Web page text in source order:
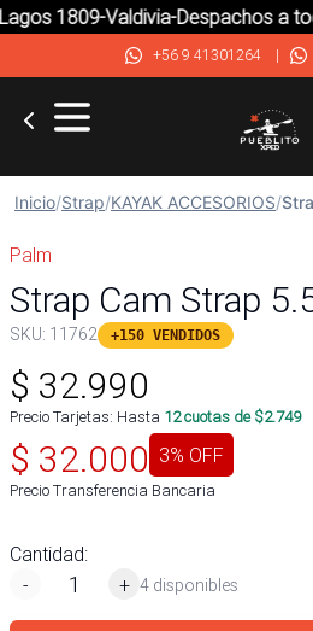
1809-Valdivia-Despachos a
+56 9 41301264|
Inicio/Strap/KAYAK ACCESORIOS/
Palm
Strap Cam Strap
SKU: 11762 +150 VENDIDOS
$ 32.990
Precio Tarjetas: Hasta 12cuotas de $2.749
$ 32.000 3% OFF
Precio Transferencia Bancaria
Cantidad:
-
+ 4 disponibles